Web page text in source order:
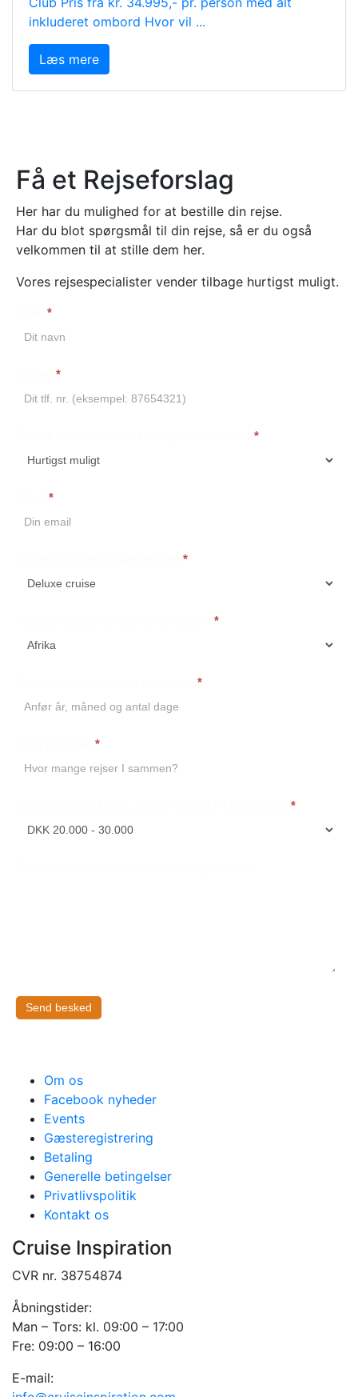
inkluderet ombord Hvor vil ...
Læs mere
Få et Rejseforslag
Her har du mulighed for at bestille din rejse.
Har du blot spørgsmål til din rejse, så er du også
velkommen til at stille dem her.
Vores rejsespecialister vender tilbage hurtigst muligt.
Booking
*
*
*
*
*
*
*
*
*
Send besked
Om os
Facebook nyheder
Events
Gæsteregistrering
Betaling
Generelle betingelser
Privatlivspolitik
Kontakt os
Cruise Inspiration
CVR nr. 38754874
Åbningstider:
Man – Tors: kl. 09:00 – 17:00
Fre: 09:00 – 16:00
E-mail: